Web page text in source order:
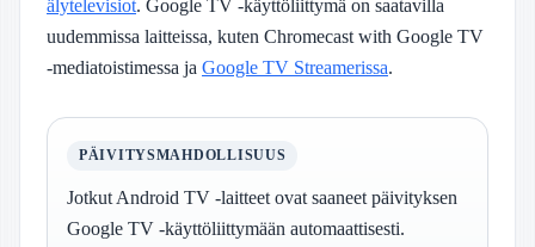
älytelevisiot. Google TV -käyttöliittymä on saatavilla
uudemmissa laitteissa, kuten Chromecast with Google TV
-mediatoistimessa ja Google TV Streamerissa.
PÄIVITYSMAHDOLLISUUS
Jotkut Android TV -laitteet ovat saaneet päivityksen
Google TV -käyttöliittymään automaattisesti.